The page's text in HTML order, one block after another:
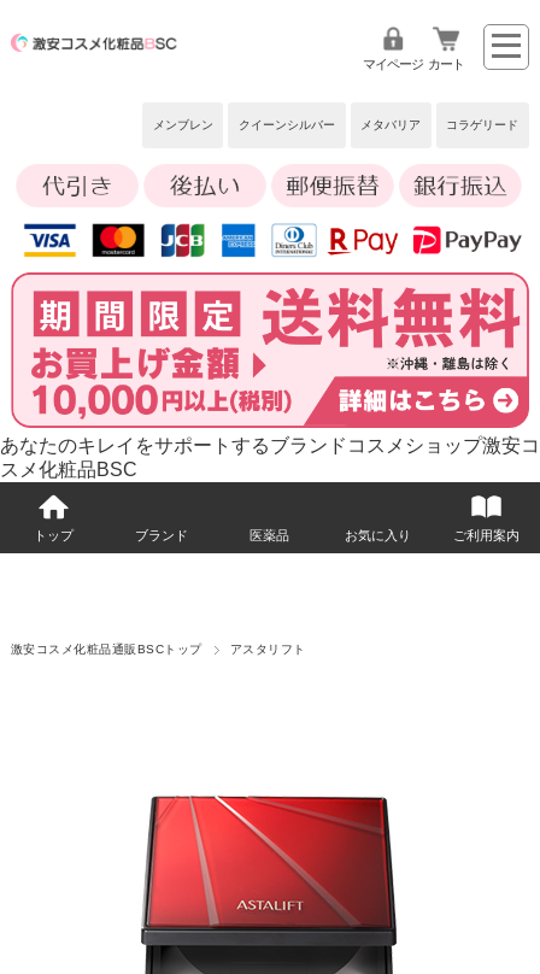
メンブレン クイーンシルバー メタバリア コラゲリード
マイページ カート
あなたのキレイをサポートするブランドコスメショップ激安コ
スメ化粧品BSC
トップ ブランド 医薬品 お気に入り ご利用案内
激安コスメ化粧品通販BSCトップ アスタリフト